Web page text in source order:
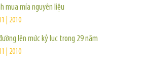
mua mía nguyên liệu
| 2010
lên mức kỷ lục trong 29 năm
| 2010